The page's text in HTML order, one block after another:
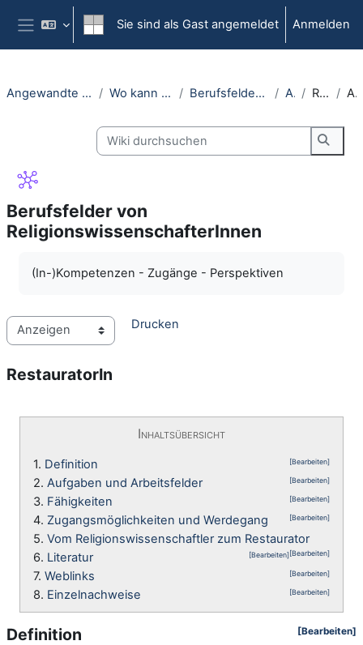
Zum Hauptinhalt
Website-Übersicht
Sie sind als Gast angemeldet Anmelden
Angewandte Religionswissenschaft (Öffentlich) Wo kann ich ein Praktikum absolvieren? Berufsfelder von ReligionswissenschafterInnen Anzeigen RestauratorIn
Wiki durchsuchen
Wiki
Berufsfelder von
ReligionswissenschafterInnen
(In-)Kompetenzen - Zugänge - Perspektiven
Drucken
RestauratorIn
Inhaltsübersicht
1. Definition [Bearbeiten]
2. Aufgaben und Arbeitsfelder [Bearbeiten]
3. Fähigkeiten [Bearbeiten]
4. Zugangsmöglichkeiten und Werdegang [Bearbeiten]
5. Vom Religionswissenschaftler zum Restaurator
[Bearbeiten]
6. Literatur [Bearbeiten]
7. Weblinks [Bearbeiten]
8. Einzelnachweise [Bearbeiten]
Definition [Bearbeiten]